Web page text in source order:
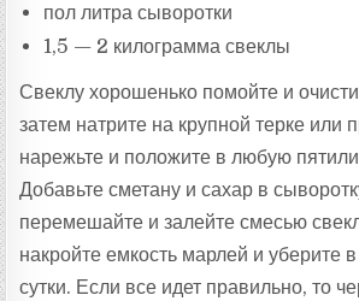
пол литра сыворотки
1,5 — 2 килограмма свеклы
Свеклу хорошенько помойте и
затем натрите на крупной терке или
нарежьте и положите в любую
Добавьте сметану и сахар в
перемешайте и залейте смесью
накройте емкость марлей и уберите
сутки. Если все идет правильно, то